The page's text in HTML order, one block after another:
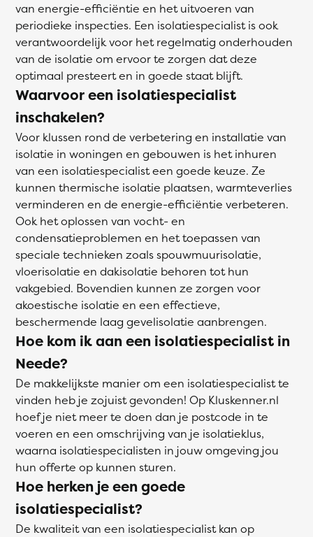
van energie-efficiëntie en het uitvoeren van
periodieke inspecties. Een isolatiespecialist is ook
verantwoordelijk voor het regelmatig onderhouden
van de isolatie om ervoor te zorgen dat deze
optimaal presteert en in goede staat blijft.
Waarvoor een isolatiespecialist
inschakelen?
Voor klussen rond de verbetering en installatie van
isolatie in woningen en gebouwen is het inhuren
van een isolatiespecialist een goede keuze. Ze
kunnen thermische isolatie plaatsen, warmteverlies
verminderen en de energie-efficiëntie verbeteren.
Ook het oplossen van vocht- en
condensatieproblemen en het toepassen van
speciale technieken zoals spouwmuurisolatie,
vloerisolatie en dakisolatie behoren tot hun
vakgebied. Bovendien kunnen ze zorgen voor
akoestische isolatie en een effectieve,
beschermende laag gevelisolatie aanbrengen.
Hoe kom ik aan een isolatiespecialist in
Neede?
De makkelijkste manier om een isolatiespecialist te
vinden heb je zojuist gevonden! Op Kluskenner.nl
hoef je niet meer te doen dan je postcode in te
voeren en een omschrijving van je isolatieklus,
waarna isolatiespecialisten in jouw omgeving jou
hun offerte op kunnen sturen.
Hoe herken je een goede
isolatiespecialist?
De kwaliteit van een isolatiespecialist kan op